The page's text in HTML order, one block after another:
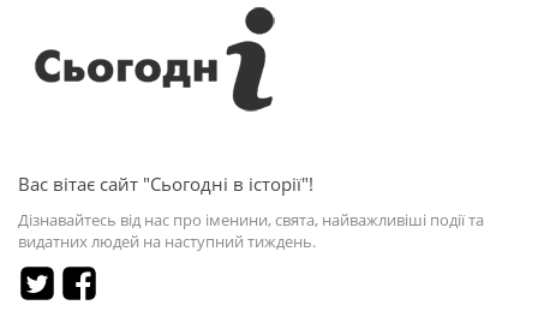
Вас вітає сайт "Сьогодні в історії"!
Дізнавайтесь від нас про іменини, свята, найважливіші події та
видатних людей на наступний тиждень.